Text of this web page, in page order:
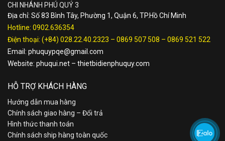
CHI NHÁNH PHÚ QUÝ 3
Địa chỉ: Số 83 Bình Tây, Phường 1, Quận 6, TP.Hồ Chí Minh
Hotline: 0902.636354
Điện thoại: (+84) 028.22.40.2323 – 0869 507 508 – 0869 521 522
Email: phuquypqe@gmail.com
Website: phuqui.net – thietbidienphuquy.com
HỖ TRỢ KHÁCH HÀNG
Hướng dẫn mua hàng
Chính sách giao hàng – Đổi trả
Hình thức thanh toán
Chính sách ship hàng toàn quốc